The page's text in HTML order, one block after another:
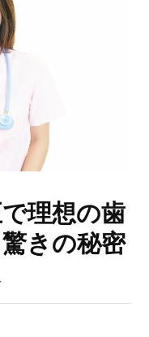
理想の歯
きの秘密